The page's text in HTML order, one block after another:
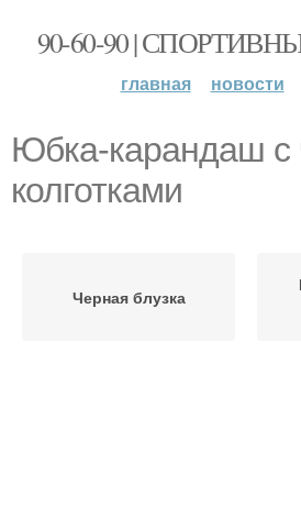
90-60-90 |
главная новости
Юбка-карандаш с
колготками
Черная блузка